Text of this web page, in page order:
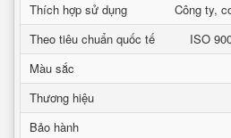
Thích hợp sử dụng
Công ty,
Theo tiêu chuẩn quốc tế
ISO
Màu sắc
Thương hiệu
Bảo hành